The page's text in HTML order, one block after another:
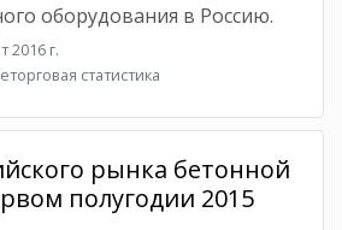
оборудования в Россию.
2016 г.
статистика
рынка бетонной
полугодии 2015